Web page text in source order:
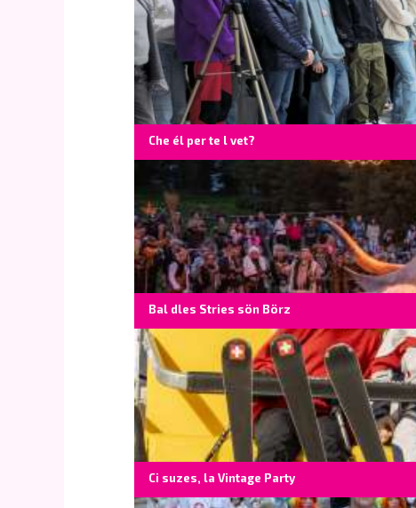
Che él per te l vet?
Bal dles Stries sön Börz
Ci suzes, la Vintage Party